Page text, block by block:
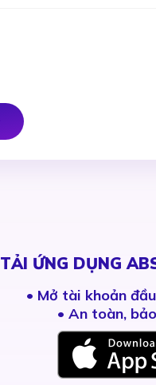
TẢI ỨNG DỤNG
• Mở tài khoản
• An toàn,